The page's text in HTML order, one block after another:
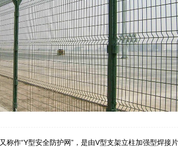
又称作“Y型安全防护网”，是由V型支架立柱加强型焊